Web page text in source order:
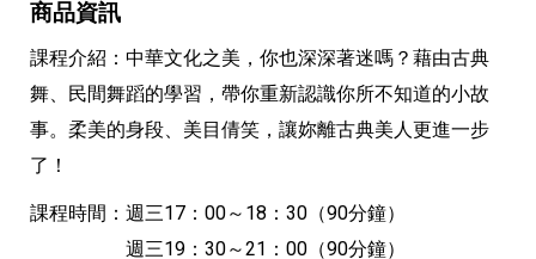
商品資訊
課程介紹：中華文化之美，你也深深著迷嗎？藉由古典
舞、民間舞蹈的學習，帶你重新認識你所不知道的小故
事。柔美的身段、美目倩笑，讓妳離古典美人更進一步
了！
課程時間：週三17：00～18：30（90分鐘）
週三19：30～21：00（90分鐘）